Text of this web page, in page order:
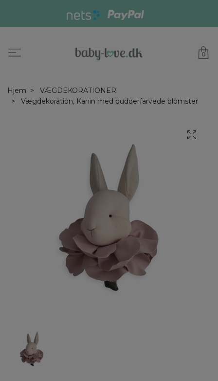
0
Hjem
VÆGDEKORATIONER
Vægdekoration, Kanin med pudderfarvede blomster